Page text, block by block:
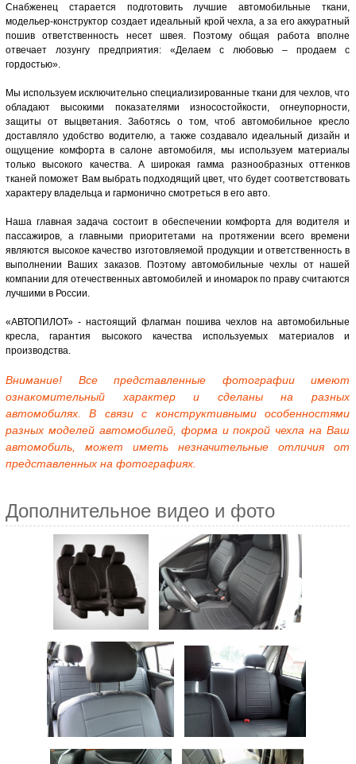
Снабженец старается подготовить лучшие автомобильные ткани,
модельер-конструктор создает идеальный крой чехла, а за его аккуратный
пошив ответственность несет швея. Поэтому общая работа вполне
отвечает лозунгу предприятия: «Делаем с любовью – продаем с
гордостью».
Мы используем исключительно специализированные ткани для чехлов, что
обладают высокими показателями износостойкости, огнеупорности,
защиты от выцветания. Заботясь о том, чтоб автомобильное кресло
доставляло удобство водителю, а также создавало идеальный дизайн и
ощущение комфорта в салоне автомобиля, мы используем материалы
только высокого качества. А широкая гамма разнообразных оттенков
тканей поможет Вам выбрать подходящий цвет, что будет соответствовать
характеру владельца и гармонично смотреться в его авто.
Наша главная задача состоит в обеспечении комфорта для водителя и
пассажиров, а главными приоритетами на протяжении всего времени
являются высокое качество изготовляемой продукции и ответственность в
выполнении Ваших заказов. Поэтому автомобильные чехлы от нашей
компании для отечественных автомобилей и иномарок по праву считаются
лучшими в России.
«АВТОПИЛОТ» - настоящий флагман пошива чехлов на автомобильные
кресла, гарантия высокого качества используемых материалов и
производства.
Внимание! Все представленные фотографии имеют
ознакомительный характер и сделаны на разных
автомобилях. В связи с конструктивными особенностями
разных моделей автомобилей, форма и покрой чехла на Ваш
автомобиль, может иметь незначительные отличия от
представленных на фотографиях.
Дополнительное видео и фото